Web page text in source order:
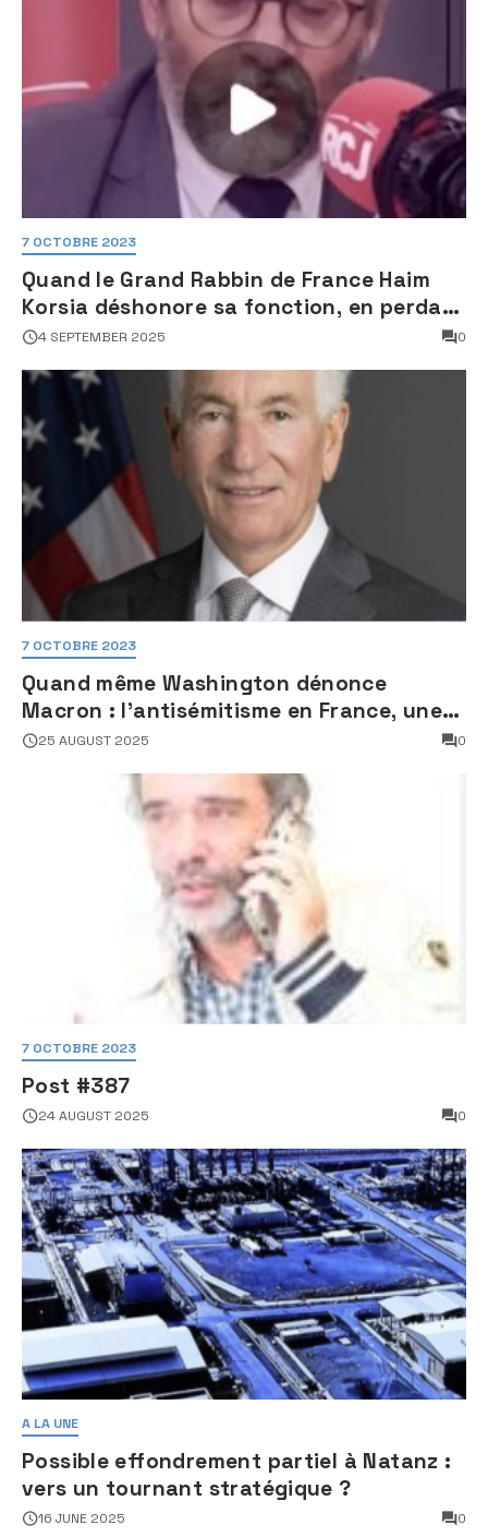
7 OCTOBRE 2023
Quand le Grand Rabbin de France Haim
Korsia déshonore sa fonction, en perdant
son sang froid
4 SEPTEMBER 2025 0
7 OCTOBRE 2023
Quand même Washington dénonce
Macron : l’antisémitisme en France, une
faillite d’État
25 AUGUST 2025 0
7 OCTOBRE 2023
Post #387
24 AUGUST 2025 0
A LA UNE
Possible effondrement partiel à Natanz :
vers un tournant stratégique ?
16 JUNE 2025 0